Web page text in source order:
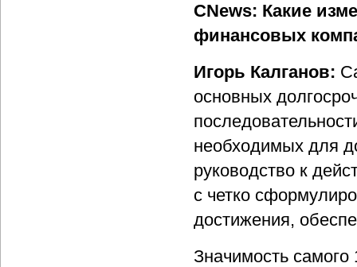
CNews: Какие
финансовых
Игорь Калганов:
основных
необходимых для
руководство к
с четко
достижения,
Значимость самого